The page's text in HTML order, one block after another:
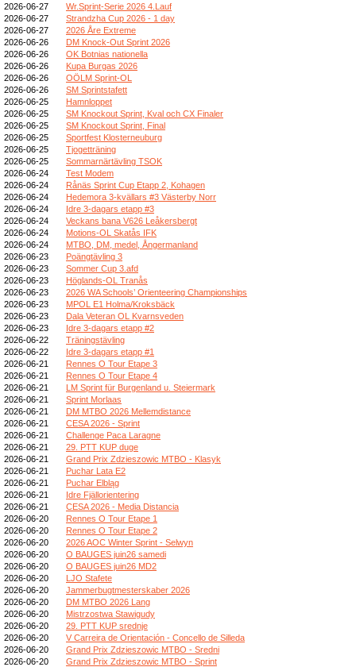
2026-06-27
Wr.Sprint-Serie 2026 4.Lauf
2026-06-27
Strandzha Cup 2026 - 1 day
2026-06-27
2026 Åre Extreme
2026-06-26
DM Knock-Out Sprint 2026
2026-06-26
OK Botnias nationella
2026-06-26
Kupa Burgas 2026
2026-06-26
OÖLM Sprint-OL
2026-06-26
SM Sprintstafett
2026-06-25
Hamnloppet
2026-06-25
SM Knockout Sprint, Kval och CX Finaler
2026-06-25
SM Knockout Sprint, Final
2026-06-25
Sportfest Klosterneuburg
2026-06-25
Tjogetträning
2026-06-25
Sommarnärtävling TSOK
2026-06-24
Test Modem
2026-06-24
Rånäs Sprint Cup Etapp 2, Kohagen
2026-06-24
Hedemora 3-kvällars #3 Västerby Norr
2026-06-24
Idre 3-dagars etapp #3
2026-06-24
Veckans bana V626 Leåkersbergt
2026-06-24
Motions-OL Skatås IFK
2026-06-24
MTBO, DM, medel, Ångermanland
2026-06-23
Poängtävling 3
2026-06-23
Sommer Cup 3.afd
2026-06-23
Höglands-OL Tranås
2026-06-23
2026 WA Schools’ Orienteering Championships
2026-06-23
MPOL E1 Holma/Kroksbäck
2026-06-23
Dala Veteran OL Kvarnsveden
2026-06-23
Idre 3-dagars etapp #2
2026-06-22
Träningstävling
2026-06-22
Idre 3-dagars etapp #1
2026-06-21
Rennes O Tour Etape 3
2026-06-21
Rennes O Tour Etape 4
2026-06-21
LM Sprint für Burgenland u. Steiermark
2026-06-21
Sprint Morlaas
2026-06-21
DM MTBO 2026 Mellemdistance
2026-06-21
CESA 2026 - Sprint
2026-06-21
Challenge Paca Laragne
2026-06-21
29. PTT KUP duge
2026-06-21
Grand Prix Zdzieszowic MTBO - Klasyk
2026-06-21
Puchar Lata E2
2026-06-21
Puchar Elbląg
2026-06-21
Idre Fjällorientering
2026-06-21
CESA 2026 - Media Distancia
2026-06-20
Rennes O Tour Etape 1
2026-06-20
Rennes O Tour Etape 2
2026-06-20
2026 AOC Winter Sprint - Selwyn
2026-06-20
O BAUGES juin26 samedi
2026-06-20
O BAUGES juin26 MD2
2026-06-20
LJO Stafete
2026-06-20
Jammerbugtmesterskaber 2026
2026-06-20
DM MTBO 2026 Lang
2026-06-20
Mistrzostwa Stawigudy
2026-06-20
29. PTT KUP srednje
2026-06-20
V Carreira de Orientación - Concello de Silleda
2026-06-20
Grand Prix Zdzieszowic MTBO - Sredni
2026-06-20
Grand Prix Zdzieszowic MTBO - Sprint